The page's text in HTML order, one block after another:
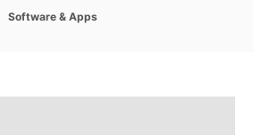
C
o
Software & Apps